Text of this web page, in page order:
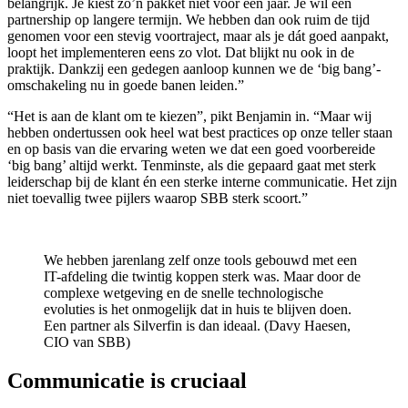
belangrijk. Je kiest zo’n pakket niet voor één jaar. Je wil een
partnership op langere termijn. We hebben dan ook ruim de tijd
genomen voor een stevig voortraject, maar als je dát goed aanpakt,
loopt het implementeren eens zo vlot. Dat blijkt nu ook in de
praktijk. Dankzij een gedegen aanloop kunnen we de ‘big bang’-
omschakeling nu in goede banen leiden.”
“Het is aan de klant om te kiezen”, pikt Benjamin in. “Maar wij
hebben ondertussen ook heel wat best practices op onze teller staan
en op basis van die ervaring weten we dat een goed voorbereide
‘big bang’ altijd werkt. Tenminste, als die gepaard gaat met sterk
leiderschap bij de klant én een sterke interne communicatie. Het zijn
niet toevallig twee pijlers waarop SBB sterk scoort.”
We hebben jarenlang zelf onze tools gebouwd met een
IT-afdeling die twintig koppen sterk was. Maar door de
complexe wetgeving en de snelle technologische
evoluties is het onmogelijk dat in huis te blijven doen.
Een partner als Silverfin is dan ideaal. (Davy Haesen,
CIO van SBB)
Communicatie is cruciaal